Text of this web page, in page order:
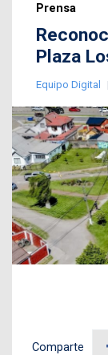
Prensa
Plaza
Equipo Digital
Comparte